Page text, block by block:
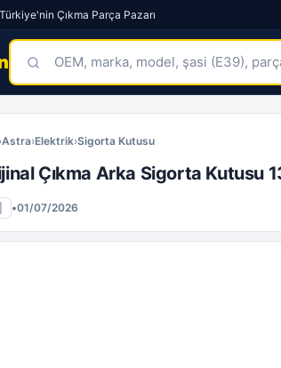
Türkiye'nin Çıkma Parça Pazarı
›Astra›Elektrik›Sigorta Kutusu
Çıkma Arka Sigorta Kutusu
•01/07/2026